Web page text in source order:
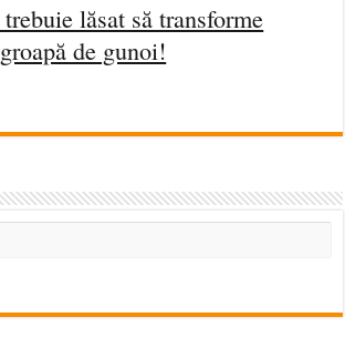
lăsat să transforme
de gunoi!